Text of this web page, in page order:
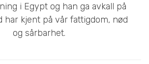
i Egypt og han ga avkall på
har kjent på vår fattigdom, nød
og sårbarhet.